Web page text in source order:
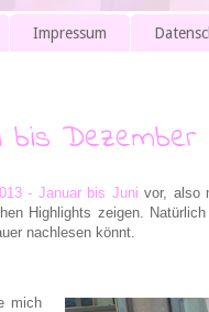
Impressum
bis Dezember
- Januar bis Juni vor, also
Highlights zeigen.
nachlesen könnt.
mich